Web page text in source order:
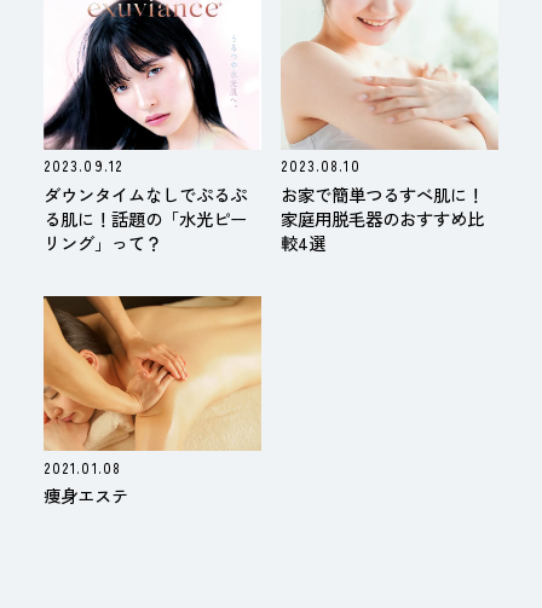
2023.09.12
ダウンタイムなしでぷるぷ
る肌に！話題の「水光ピー
リング」って？
2023.08.10
お家で簡単つるすべ肌に！
家庭用脱毛器のおすすめ比
較4選
2021.01.08
痩身エステ